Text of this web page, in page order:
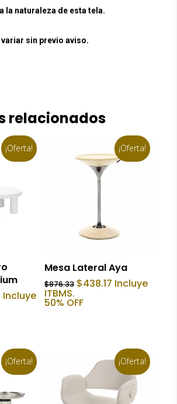
la naturaleza de esta tela.
sin previo aviso.
relacionados
¡Oferta!
El
precio
Incluye
¡Oferta!
Añadir Al Carrito
Mesa Lateral Aya
$876.33 El
original
$438.17 El
precio
Incluye
ITBMS.
50% OFF
¡Oferta! ¡Oferta!